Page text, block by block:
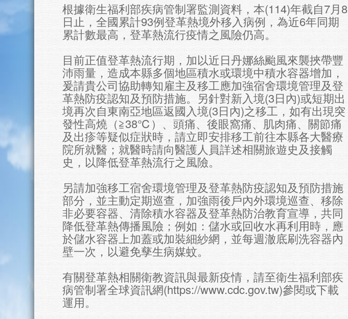
根據衛生福利部疾病管制署監測資料，本(114)年截自7月8
日止，全國累計93例登革熱境外移入病例，為近6年同期
累計數最高，登革熱流行疫情之風險仍高。
目前正值登革熱流行期，加以近日丹娜絲颱風來襲挾帶豐
沛雨量，造成本縣多個地區積水或環境中積水容器增加，
爰請貴公司協助轉知雇主及移工應加強宿舍環境管理及登
革熱防疫認知及預防措施。另針對新入境(3日內)或短期出
境再次自東南亞地區返國入境(3日內)之移工，如有出現突
發性高燒（≧38℃）、頭痛、後眼窩痛、肌肉痛、關節痛
及出疹等疑似症狀時，請立即安排移工前往本縣各大醫療
院所就醫；就醫時請向醫護人員詳述相關旅遊史及接觸
史，以降低登革熱流行之風險。
另請加強移工宿舍環境管理及登革熱防疫認知及預防措施
部分，並主動定期巡查，加強雨後戶內外環境巡查、移除
非必要容器、清除積水容器及登革熱防治教育宣導，共同
降低登革熱傳播風險；例如：儲水或回收水再利用時，應
於儲水容器上加蓋或加裝細紗網，並每週澈底刷洗容器內
壁一次，以避免孳生病媒蚊。
有關登革熱相關衛教資訊與最新疫情，請至衛生福利部疾
病管制署全球資訊網(https://www.cdc.gov.tw)參閱或下載
運用。